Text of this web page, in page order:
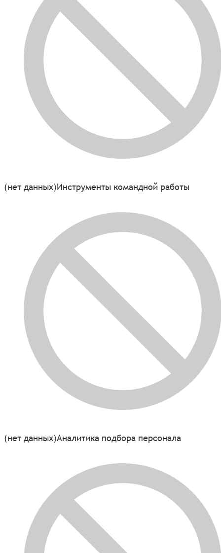
(нет данных)Инструменты командной работы
(нет данных)Аналитика подбора персонала